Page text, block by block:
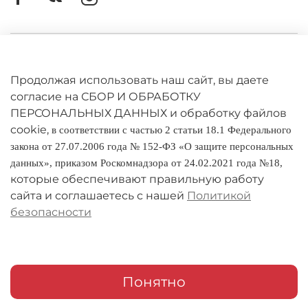
Ударопрочна и безопасна
В набор входит:
Модель НЛО
Зарядное устройство
Антенны
Инструкция
Оферта
Политика конфиденциальности
Оплата и доставка
Условия обмена и возврата
Реквизиты
Продолжая использовать наш сайт, вы даете
согласие на СБОР И ОБРАБОТКУ
ПЕРСОНАЛЬНЫХ ДАННЫХ и обработку файлов
cookie, в соответствии с частью 2 статьи 18.1 Федерального
закона от 27.07.2006 года № 152-ФЗ «О защите персональных
данных», приказом Роскомнадзора от 24.02.2021 года №18,
которые обеспечивают правильную работу
сайта и соглашаетесь с нашей Политикой
безопасности
Понятно